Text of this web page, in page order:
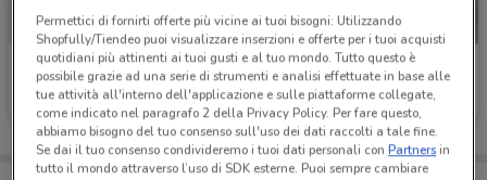
Smart
Scade il 31/12 5.2 km
Smart
Scade il 31/12 5.2 km
Permettici di fornirti offerte più vicine ai tuoi bisogni: Utilizzando
Shopfully/Tiendeo puoi visualizzare inserzioni e offerte per i tuoi acquisti
quotidiani più attinenti ai tuoi gusti e al tuo mondo. Tutto questo è
possibile grazie ad una serie di strumenti e analisi effettuate in base alle
tue attività all'interno dell'applicazione e sulle piattaforme collegate,
come indicato nel paragrafo 2 della Privacy Policy. Per fare questo,
abbiamo bisogno del tuo consenso sull'uso dei dati raccolti a tale fine.
Se dai il tuo consenso condivideremo i tuoi dati personali conPartnersin
tutto il mondo attraverso l’uso di SDK esterne. Puoi sempre cambiare